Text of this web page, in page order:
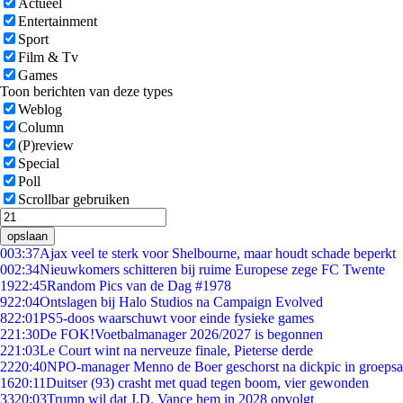
Actueel
Entertainment
Sport
Film & Tv
Games
Toon berichten van deze types
Weblog
Column
(P)review
Special
Poll
Scrollbar gebruiken
opslaan
003:37Ajax veel te sterk voor Shelbourne, maar houdt schade beperkt
002:34Nieuwkomers schitteren bij ruime Europese zege FC Twente
1922:45Random Pics van de Dag #1978
922:04Ontslagen bij Halo Studios na Campaign Evolved
822:01PS5-doos waarschuwt voor einde fysieke games
221:30De FOK!Voetbalmanager 2026/2027 is begonnen
221:03Le Court wint na nerveuze finale, Pieterse derde
2220:40NPO-manager Menno de Boer geschorst na dickpic in
1620:11Duitser (93) crasht met quad tegen boom, vier gewonden
3320:03Trump wil dat J.D. Vance hem in 2028 opvolgt